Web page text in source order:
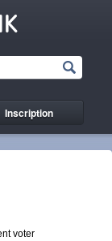
Inscription
voter